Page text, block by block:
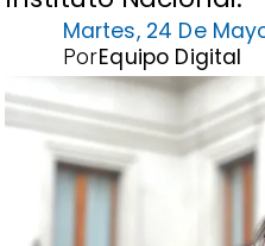
Martes, 24 De
Equipo Digital
Por